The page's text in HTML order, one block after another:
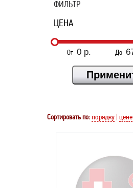
ФИЛЬТР
ЦЕНА
От До
Сортировать по: порядку цене